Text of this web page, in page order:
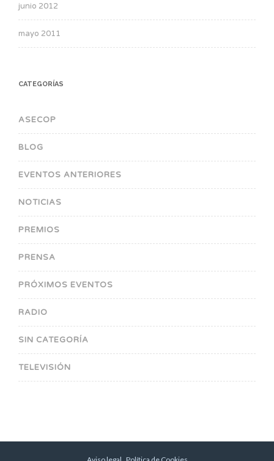
junio 2012
mayo 2011
CATEGORÍAS
ASECOP
BLOG
EVENTOS ANTERIORES
NOTICIAS
PREMIOS
PRENSA
PRÓXIMOS EVENTOS
RADIO
SIN CATEGORÍA
TELEVISIÓN